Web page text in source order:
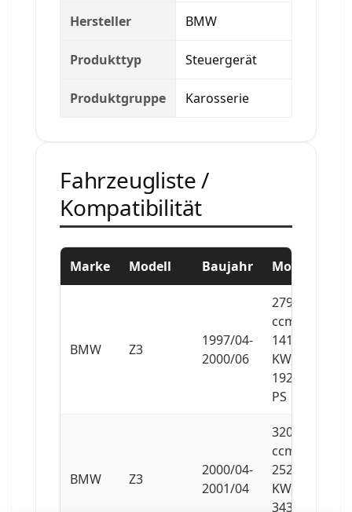
Hersteller BMW
Produkttyp Steuergerät
Produktgruppe Karosserie
Fahrzeugliste /
Kompatibilität
Marke Modell Baujahr Motor
BMW Z3
1997/04-
2000/06
2793
ccm,
141
KW,
192
PS
BMW Z3
2000/04-
2001/04
3201
ccm,
252
KW,
343